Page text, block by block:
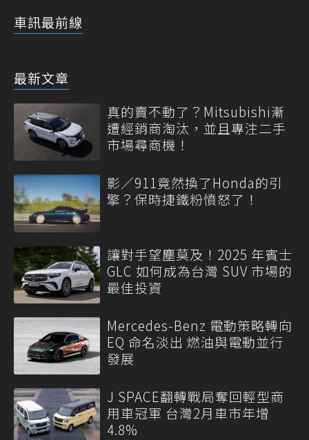
車訊最前線
最新文章
真的賣不動了？Mitsubishi漸
遭經銷商淘汰，並且專注二手
市場尋商機！
影／911竟然換了Honda的引
擎？保時捷鐵粉憤怒了！
讓對手望塵莫及！2025 年賓士
GLC 如何成為台灣 SUV 市場的
最佳投資
Mercedes-Benz 電動策略轉向
EQ 命名淡出 燃油與電動並行
發展
J SPACE翻轉戰局奪回輕型商
用車冠軍 台灣2月車市年增
4.8%